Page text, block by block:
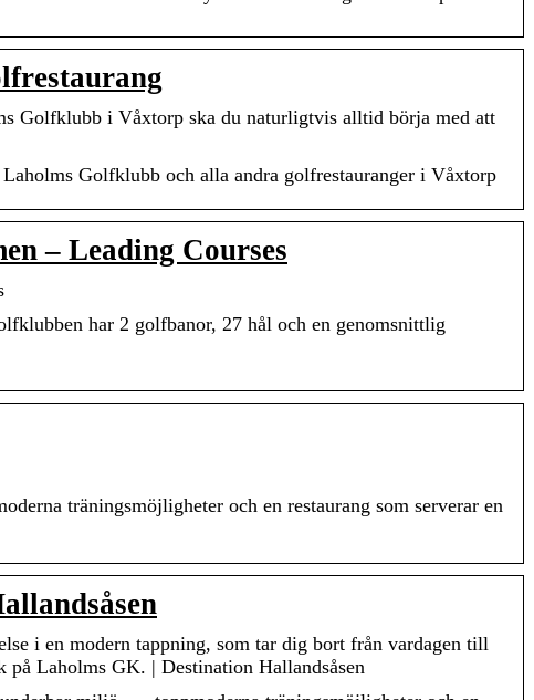
Golfklubb i Våxtorp ska du naturligtvis alltid börja med att
Golfklubb och alla andra golfrestauranger i Våxtorp
– Leading Courses
har 2 golfbanor, 27 hål och en genomsnittlig
träningsmöjligheter och en restaurang som serverar en
i en modern tappning, som tar dig bort från vardagen till
på Laholms GK. | Destination Hallandsåsen